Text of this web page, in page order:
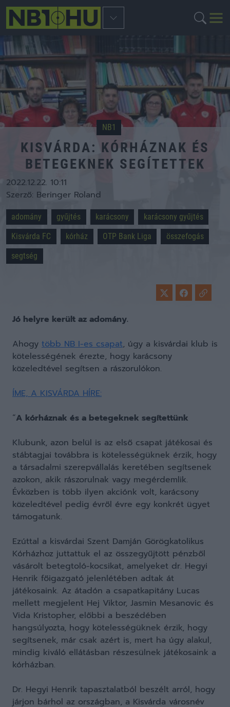
NB1
KISVÁRDA: KÓRHÁZNAK ÉS
BETEGEKNEK SEGÍTETTEK
2022.12.22. 10:11
Szerző: Beringer Roland
adomány gyűjtés karácsony
karácsony gyűjtés
Kisvárda FC
kórház OTP Bank Liga
összefogás
segtség
Jó helyre került az adomány.
Ahogy több NB I-es csapat, úgy a kisvárdai klub is
kötelességének érezte, hogy karácsony
közeledtével segítsen a rászorulókon.
ÍME, A KISVÁRDA HÍRE:
“A kórháznak és a betegeknek segítettünk
Klubunk, azon belül is az első csapat játékosai és
stábtagjai továbbra is kötelességüknek érzik, hogy
a társadalmi szerepvállalás keretében segítsenek
azokon, akik rászorulnak vagy megérdemlik.
Évközben is több ilyen akciónk volt, karácsony
közeledtével pedig évről évre egy konkrét ügyet
támogatunk.
Ezúttal a kisvárdai Szent Damján Görögkatolikus
Kórházhoz juttattuk el az összegyűjtött pénzből
vásárolt betegtoló-kocsikat, amelyeket dr. Hegyi
Henrik főigazgató jelenlétében adtak át
játékosaink. Az átadón a csapatkapitány Lucas
mellett megjelent Hej Viktor, Jasmin Mesanovic és
Vida Kristopher, előbbi a beszédében
hangsúlyozta, hogy kötelességüknek érzik, hogy
segítsenek, már csak azért is, mert ha úgy alakul,
mindig kiváló ellátásban részesülnek játékosaink a
kórházban.
Dr. Hegyi Henrik tapasztalatból beszélt arról, hogy
járjon bárhol az országban, a Kisvárda városnév